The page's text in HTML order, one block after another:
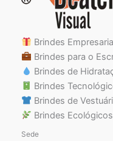
Brindes
Brindes para o
Brindes de
Brindes
Brindes de
Brindes
Sede